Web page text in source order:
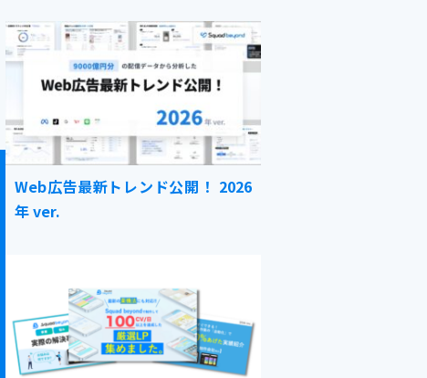
Web広告最新トレンド公開！ 2026
年 ver.